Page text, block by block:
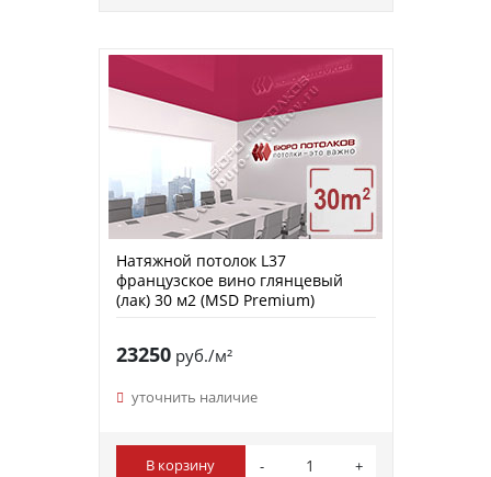
Натяжной потолок L37
французское вино глянцевый
(лак) 30 м2 (MSD Premium)
23250руб./м²
уточнить наличие
В корзину